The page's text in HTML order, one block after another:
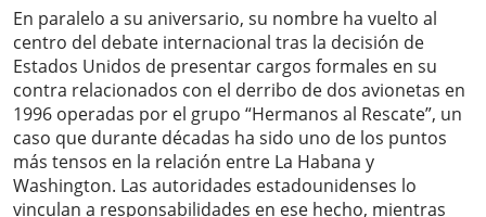
En paralelo a su aniversario, su nombre ha vuelto al
centro del debate internacional tras la decisión de
Estados Unidos de presentar cargos formales en su
contra relacionados con el derribo de dos avionetas en
1996 operadas por el grupo “Hermanos al Rescate”, un
caso que durante décadas ha sido uno de los puntos
más tensos en la relación entre La Habana y
Washington. Las autoridades estadounidenses lo
vinculan a responsabilidades en ese hecho, mientras